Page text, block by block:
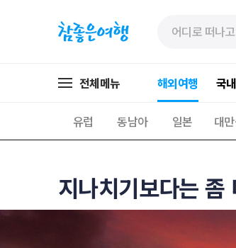
전체메뉴 해외여행 국
유럽 동남아 일본 대
지나치기보다는 좀